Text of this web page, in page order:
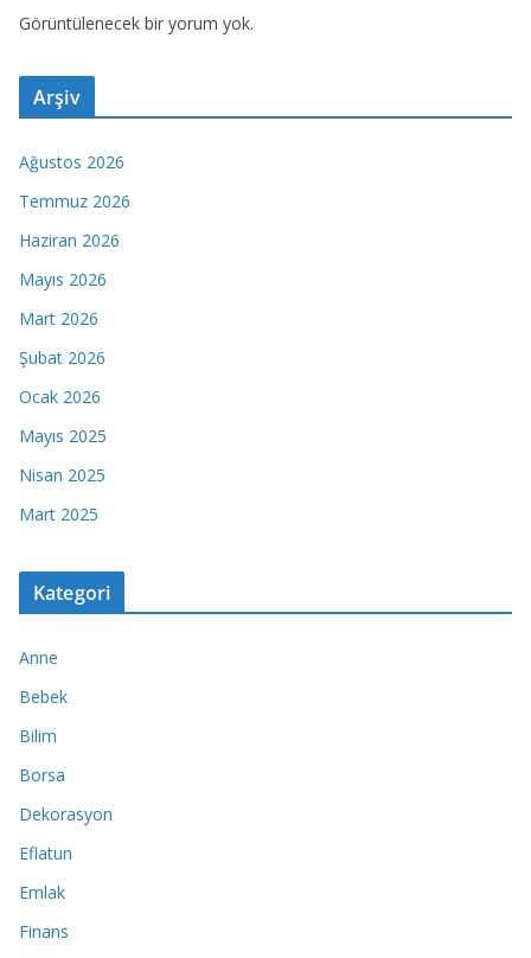
Görüntülenecek bir yorum yok.
Arşiv
Ağustos 2026
Temmuz 2026
Haziran 2026
Mayıs 2026
Mart 2026
Şubat 2026
Ocak 2026
Mayıs 2025
Nisan 2025
Mart 2025
Kategori
Anne
Bebek
Bilim
Borsa
Dekorasyon
Eflatun
Emlak
Finans